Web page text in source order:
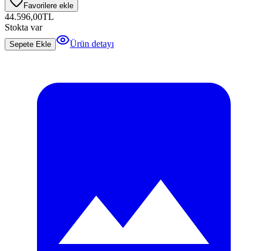
Favorilere ekle
44.596,00TL
Stokta var
Sepete Ekle Ürün detayı